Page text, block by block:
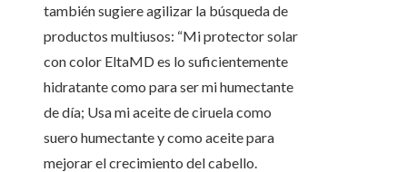
también sugiere agilizar la búsqueda de
productos multiusos: “Mi protector solar
con color EltaMD es lo suficientemente
hidratante como para ser mi humectante
de día; Usa mi aceite de ciruela como
suero humectante y como aceite para
mejorar el crecimiento del cabello.